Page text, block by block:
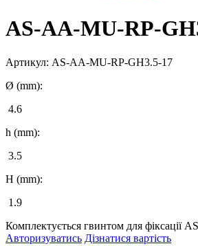
AS-AA-MU-RP-
Артикул: AS-AA-MU-RP-GH3.5-17
Ø (mm):
4.6
h (mm):
3.5
H (mm):
1.9
Комплектується гвинтом для фіксації
Авторизуватись Дізнатися вартість